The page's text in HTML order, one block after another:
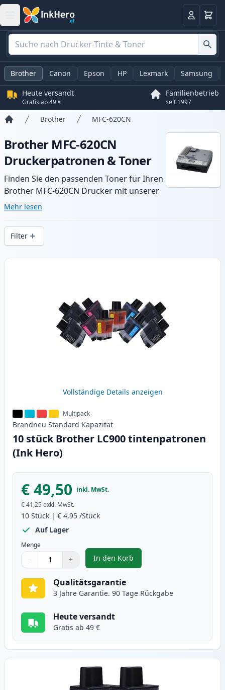
Anmelden
Brother Canon Epson HP Lexmark Samsung
Heute versandt
Gratis ab 49 €
Familienbetrieb
seit 1997
Brother MFC-620CN
Brother MFC-620CN
Druckerpatronen & Toner
Finden Sie den passenden Toner für Ihren
Brother MFC-620CN Drucker mit unserer
Auswahl an kompatiblen und XL-Patronen.
Druckqualität und schnellem Versand aus
lokalem Lager in .
Mehr lesen
Filter
Produkte
Vollständige Details anzeigen
Multipack
Brandneu Standard Kapazität
10 stück Brother LC900 tintenpatronen
(Ink Hero)
€ 49,50 inkl. MwSt.
€ 41,25 exkl. MwSt.
10 Stück | € 4,95 /Stück
Auf Lager
Menge
Verwenden Sie die Tasten, um anzupassen
− +
1
In den Korb
, 10 stück Brother LC900
Qualitätsgarantie
3 Jahre Garantie. 90 Tage Rückgabe
Heute versandt
Gratis ab 49 €